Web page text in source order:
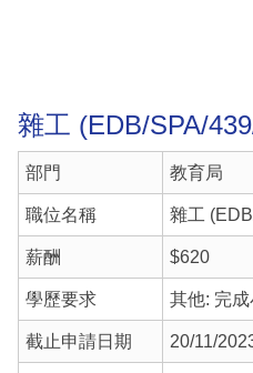
雜工 (EDB/SPA/
部門 教育局
職位名稱 雜工
薪酬 $620
學歷要求 其他: 完
截止申請日期 20/11/